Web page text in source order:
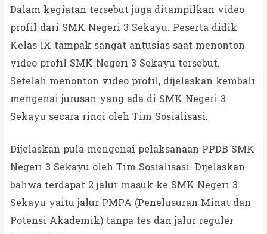
Dalam kegiatan tersebut juga ditampilkan video
profil dari SMK Negeri 3 Sekayu. Peserta didik
Kelas IX tampak sangat antusias saat menonton
video profil SMK Negeri 3 Sekayu tersebut.
Setelah menonton video profil, dijelaskan kembali
mengenai jurusan yang ada di SMK Negeri 3
Sekayu secara rinci oleh Tim Sosialisasi.
Dijelaskan pula mengenai pelaksanaan PPDB SMK
Negeri 3 Sekayu oleh Tim Sosialisasi. Dijelaskan
bahwa terdapat 2 jalur masuk ke SMK Negeri 3
Sekayu yaitu jalur PMPA (Penelusuran Minat dan
Potensi Akademik) tanpa tes dan jalur reguler